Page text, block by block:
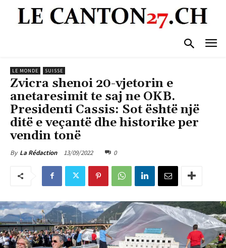
LE MONDE SUISSE
Zvicra shenoi 20-vjetorin e
anetaresimit te saj ne OKB.
Presidenti Cassis: Sot është një
ditë e veçantë dhe historike per
vendin tonë
By La Rédaction 13/09/2022 0